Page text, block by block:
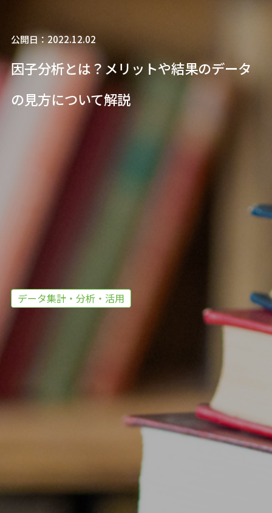
公開日：2022.12.02
因子分析とは？メリットや結果のデータ
の見方について解説
データ集計・分析・活用